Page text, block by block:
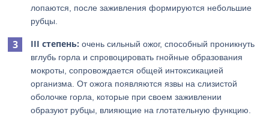
лопаются, после заживления формируются небольшие
рубцы.
III степень: очень сильный ожог, способный проникнуть
вглубь горла и спровоцировать гнойные образования
мокроты, сопровождается общей интоксикацией
организма. От ожога появляются язвы на слизистой
оболочке горла, которые при своем заживлении
образуют рубцы, влияющие на глотательную функцию.